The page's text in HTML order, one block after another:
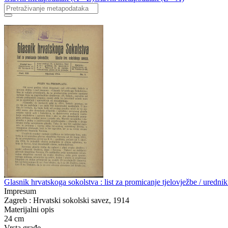
Glasnik hrvatskoga sokolstva : list za promicanje tjelovježbe /
Impresum
Zagreb : Hrvatski sokolski savez, 1914
Materijalni opis
24 cm